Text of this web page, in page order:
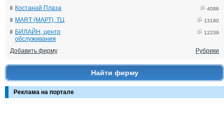
Костанай Плаза 4088
MART (МАРТ), ТЦ 13190
БИЛАЙН, центр
обслуживания
12239
Добавить фирму Рубрики
Найти фирму
Реклама на портале